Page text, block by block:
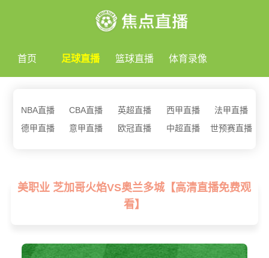
首页 足球直播 篮球直播 体育录像
NBA直播 CBA直播 英超直播 西甲直播
法甲直播
德甲直播
意甲直播 欧冠直播 中超直播 世预赛直播
美职业 芝加哥火焰VS奥兰多城【高清直播免费观
看】